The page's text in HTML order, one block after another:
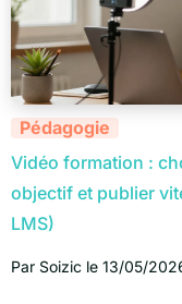
Pédagogie
Vidéo formation :
objectif et publier
LMS)
Par Soizic le 13/05/